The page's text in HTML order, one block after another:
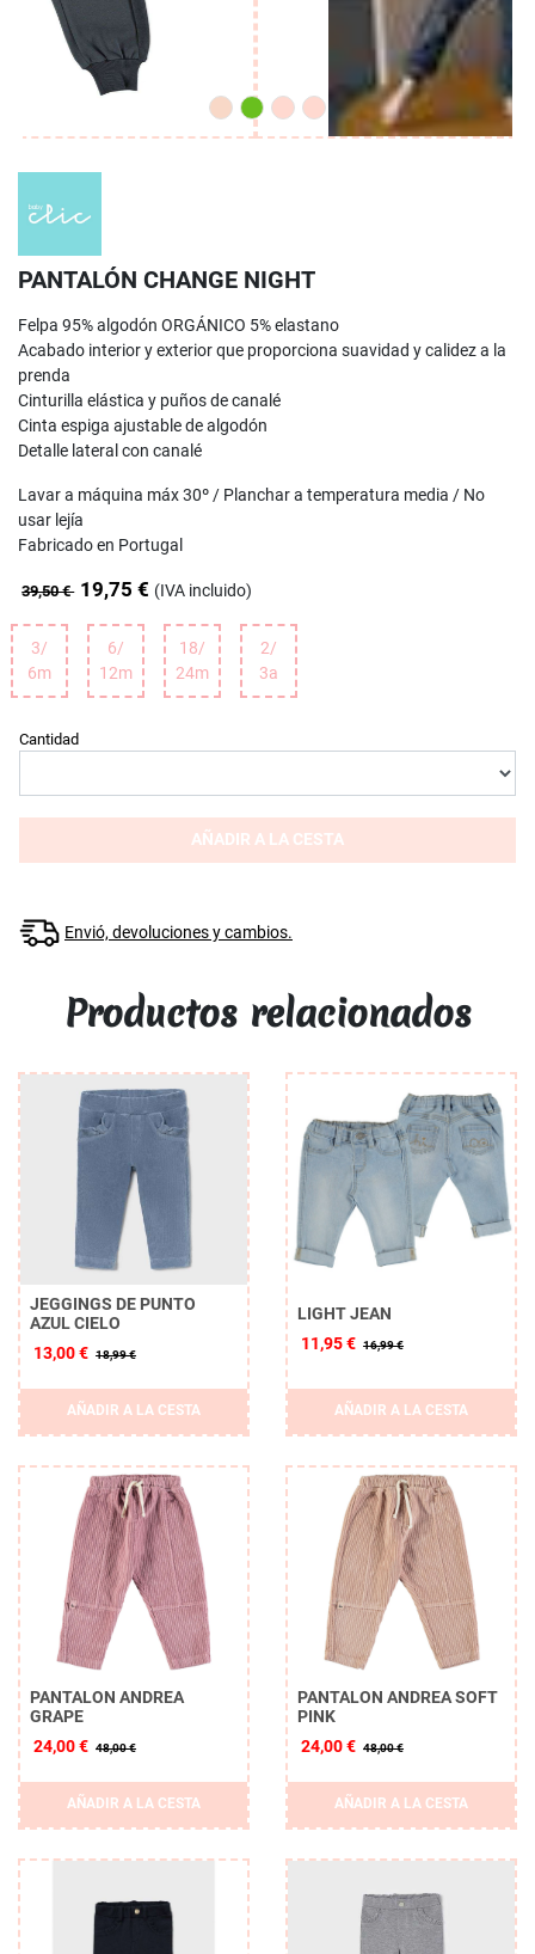
PANTALÓN CHANGE NIGHT
Felpa 95% algodón ORGÁNICO 5% elastano
Acabado interior y exterior que proporciona suavidad y calidez a la
prenda
Cinturilla elástica y puños de canalé
Cinta espiga ajustable de algodón
Detalle lateral con canalé
Lavar a máquina máx 30º / Planchar a temperatura media / No
usar lejía
Fabricado en Portugal
39,50 € 19,75 € (IVA incluido)
3/
6m
6/
12m
18/
24m
2/
3a
Cantidad
AÑADIR A LA CESTA
Envió, devoluciones y cambios.
Productos relacionados
JEGGINGS DE PUNTO
AZUL CIELO
13,00 € 18,99 €
AÑADIR A LA CESTA
LIGHT JEAN
11,95 € 16,99 €
AÑADIR A LA CESTA
PANTALON ANDREA
GRAPE
24,00 € 48,00 €
AÑADIR A LA CESTA
PANTALON ANDREA SOFT
PINK
24,00 € 48,00 €
AÑADIR A LA CESTA